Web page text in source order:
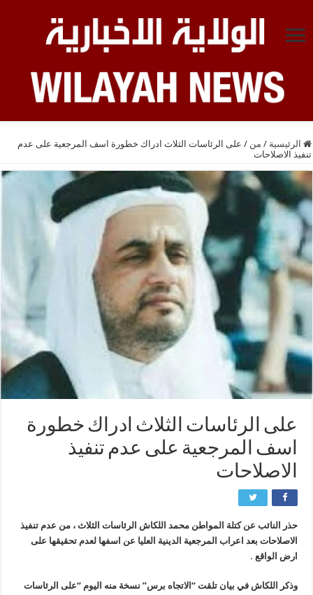
الرئيسية / من / على الرئاسات الثلاث ادراك خطورة اسف المرجعية على عدم
تنفيذ الاصلاحات
على الرئاسات الثلاث ادراك خطورة
اسف المرجعية على عدم تنفيذ
الاصلاحات
حذر النائب عن كتلة المواطن محمد اللكاش الرئاسات الثلاث ، من عدم تنفيذ
الاصلاحات بعد اعراب المرجعية الدينية العليا عن اسفها لعدم تحقيقها على
ارض الواقع .
وذكر اللكاش في بيان تلقت “الاتجاه برس” نسخة منه اليوم “على الرئاسات